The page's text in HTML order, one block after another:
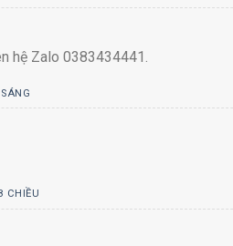
hệ Zalo 0383434441.
CHIỀU